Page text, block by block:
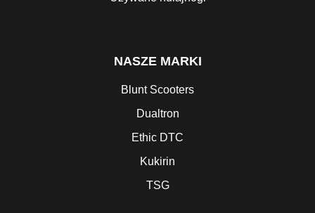
NASZE MARKI
Blunt Scooters
Dualtron
Ethic DTC
Kukirin
TSG